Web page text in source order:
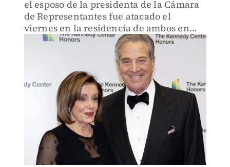
el esposo de la presidenta de la Cámara
de Representantes fue atacado el
viernes en la residencia de ambos en
San Francisco.